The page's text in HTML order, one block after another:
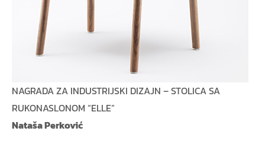
NAGRADA ZA INDUSTRIJSKI DIZAJN – STOLICA SA
RUKONASLONOM “ELLE”
Nataša Perković